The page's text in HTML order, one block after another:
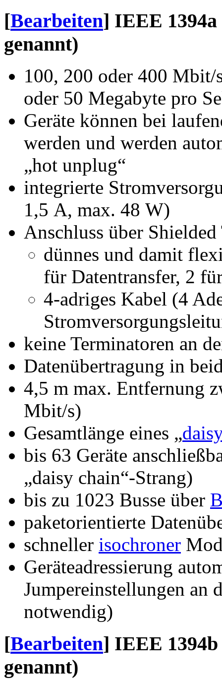
[Bearbeiten] IEEE
genannt)
100, 200 oder 400 Mbit/
oder 50 Megabyte pro
Geräte können bei
werden und werden
„hot unplug“
integrierte
1,5 A, max. 48 W)
Anschluss über
dünnes und damit
für Datentransfer, 2
4-adriges Kabel (4
keine Terminatoren an
Datenübertragung in
4,5 m max. Entfernung
Mbit/s)
Gesamtlänge eines „
bis 63 Geräte
„daisy chain“-Strang)
bis zu 1023 Busse über
paketorientierte
schneller isochroner
Geräteadressierung
Jumpereinstellungen an
notwendig)
[Bearbeiten] IEEE
genannt)